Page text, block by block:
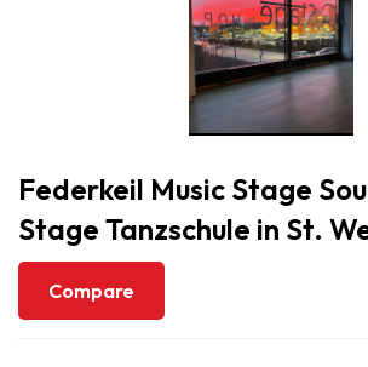
Federkeil Music Stage
Stage Tanzschule in St.
Compare